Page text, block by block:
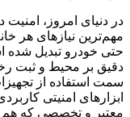
در دنیای امروز،
مهم‌ترین نیازهای هر
حتی خودرو تبدیل شده
دقیق بر محیط و ثبت
سمت استفاده از
ابزارهای امنیتی
معتبر و تخصصی که هم